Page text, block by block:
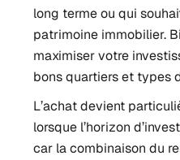
long terme ou qui
patrimoine immobilier.
maximiser votre
bons quartiers et types
L’achat devient
lorsque l’horizon
car la combinaison du